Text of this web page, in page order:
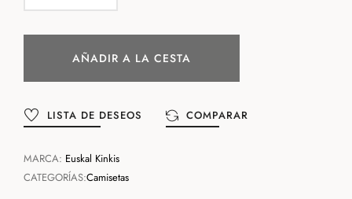
AÑADIR A LA CESTA
LISTA DE DESEOS COMPARAR
MARCA: Euskal Kinkis
CATEGORÍAS:Camisetas